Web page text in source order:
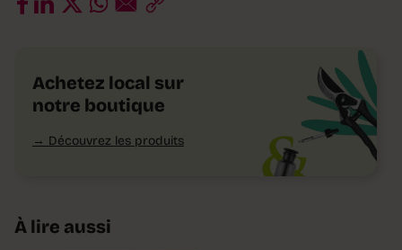
Achetez local sur
notre boutique
Découvrez les produits
À lire aussi